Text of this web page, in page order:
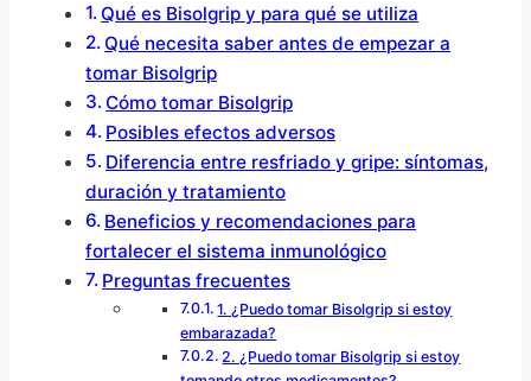
Qué es Bisolgrip y para qué se utiliza
Qué necesita saber antes de empezar a
tomar Bisolgrip
Cómo tomar Bisolgrip
Posibles efectos adversos
Diferencia entre resfriado y gripe: síntomas,
duración y tratamiento
Beneficios y recomendaciones para
fortalecer el sistema inmunológico
Preguntas frecuentes
1. ¿Puedo tomar Bisolgrip si estoy
embarazada?
2. ¿Puedo tomar Bisolgrip si estoy